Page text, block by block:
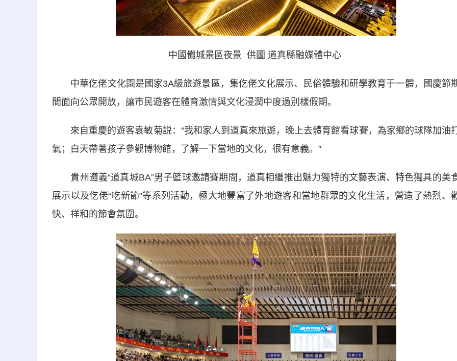
中國儺城景區夜景 供圖 道真縣融媒體中心
中華仡佬文化園是國家3A級旅遊景區，集仡佬文化展示、民俗體驗和研學教育于一體，國慶節
間面向公眾開放，讓市民遊客在體育激情與文化浸潤中度過別樣假期。
來自重慶的遊客袁敏菊説：“我和家人到道真來旅遊，晚上去體育館看球賽，為家鄉的球隊加油
氣；白天帶著孩子參觀博物館，了解一下當地的文化，很有意義。”
貴州遵義“道真城BA”男子籃球邀請賽期間，道真相繼推出魅力獨特的文藝表演、特色獨具的美
展示以及仡佬“吃新節”等系列活動，極大地豐富了外地遊客和當地群眾的文化生活，營造了熱烈、
快、祥和的節會氛圍。